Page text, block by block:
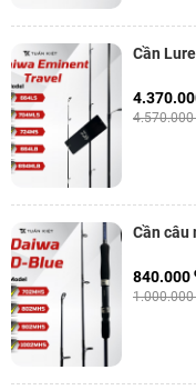
Cần
4.570.000
Cần câu
1.000.000
840.000